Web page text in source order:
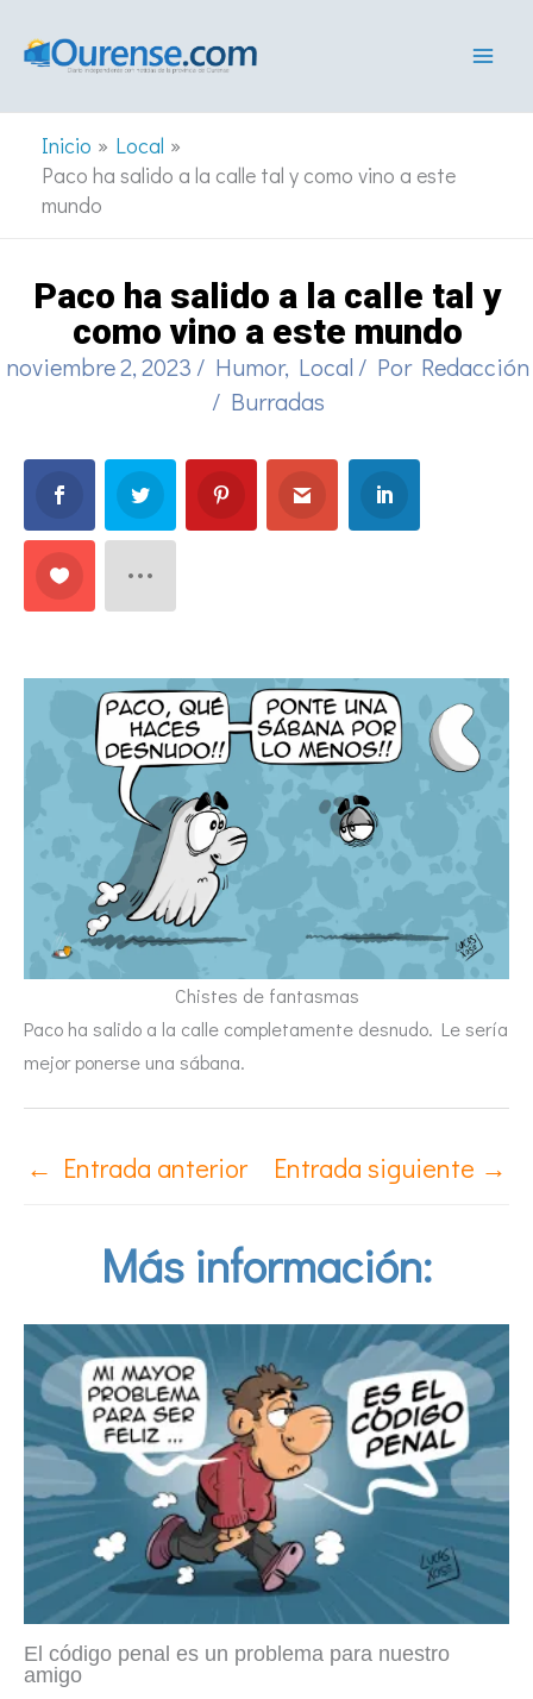
Inicio
Local
Paco ha salido a la calle tal y como vino a este
mundo
Paco ha salido a la calle tal y
como vino a este mundo
noviembre 2, 2023 / Humor, Local / Por Redacción
/ Burradas
Chistes de fantasmas
Paco ha salido a la calle completamente desnudo. Le sería
mejor ponerse una sábana.
← Entrada anterior Entrada siguiente →
Más información:
El código penal es un problema para nuestro
amigo